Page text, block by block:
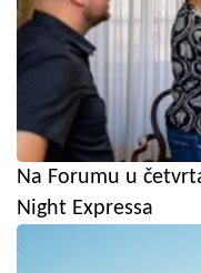
Na Forumu u
Night Expressa